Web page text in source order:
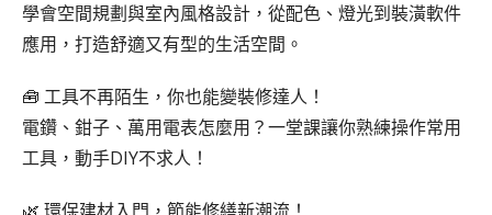
學會空間規劃與室內風格設計，從配色、燈光到裝潢軟件
應用，打造舒適又有型的生活空間。
🧰 工具不再陌生，你也能變裝修達人！
電鑽、鉗子、萬用電表怎麼用？一堂課讓你熟練操作常用
工具，動手DIY不求人！
🌿 環保建材入門，節能修繕新潮流！